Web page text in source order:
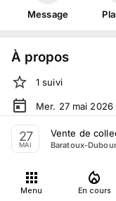
Message
À propos
1 suivi
Mer. 27 mai 2026
Vente volontaire
En salle :
Tout le monde
27
MAI
Vente de
Baratoux-
Menu En cours